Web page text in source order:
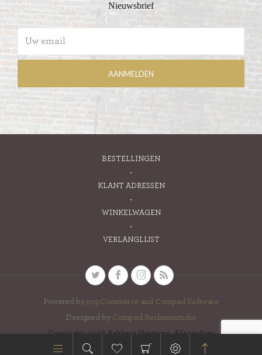
Nieuwsbrief
BESTELLINGEN
KLANT ADRESSEN
WINKELWAGEN
VERLANGLIJST
Powered by nopCommerce and Compad Software
Designed by Compad Reclamestudio
Copyright ; 2026 Bakkerij Hermans. Alle rechten
voorbehouden.